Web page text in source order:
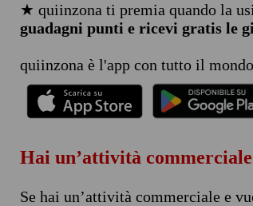
★ quiinzona ti premia quando la
guadagni punti e ricevi gratis le
quiinzona è l'app con tutto il
Hai un’attività
Se hai un’attività commerciale e